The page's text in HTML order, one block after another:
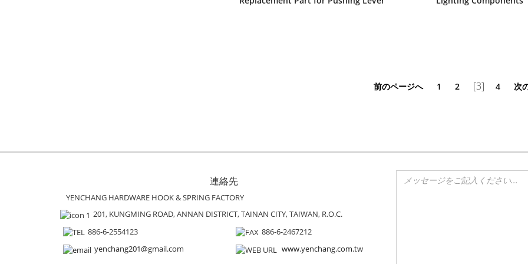
前のページへ 1 2 [3] 4 次
連絡先
YENCHANG HARDWARE HOOK & SPRING FACTORY
201, KUNGMING ROAD, ANNAN DISTRICT, TAINAN CITY, TAIWAN, R.O.C.
886-6-2554123
886-6-2467212
yenchang201@gmail.com
www.yenchang.com.tw